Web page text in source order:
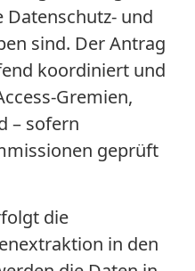
Datenschutz- und
sind. Der Antrag
koordiniert und
Gremien,
– sofern
geprüft
die
in den